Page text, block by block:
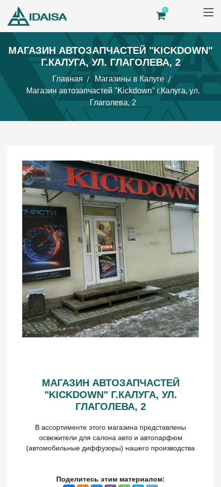
0
МАГАЗИН АВТОЗАПЧАСТЕЙ "KICKDOWN"
Г.КАЛУГА, УЛ. ГЛАГОЛЕВА, 2
Главная
Магазины в Калуге
Магазин автозапчастей "Kickdown" г.Калуга, ул.
Глаголева, 2
МАГАЗИН АВТОЗАПЧАСТЕЙ
"KICKDOWN" Г.КАЛУГА, УЛ.
ГЛАГОЛЕВА, 2
В ассортименте этого магазина представлены
освежители для салона авто и автопарфюм
(автомобильные диффузоры) нашего производства
Поделитесь этим материалом: